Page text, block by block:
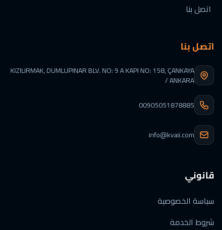
اتصل بنا
اتصل بنا
KIZILIRMAK, DUMLUPINAR BLV. NO: 9 A KAPI NO: 158, ÇANKAYA
/ ANKARA
00905051878885
info@kvaii.com
قانوني
سياسة الخصوصية
شروط الخدمة